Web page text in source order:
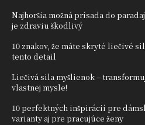
Najhoršia možná prísada do
je zdraviu škodlivý
10 znakov, že máte skryté liečivé
tento detail
Liečivá sila myšlienok –
vlastnej mysle!
10 perfektných inšpirácií pre
varianty aj pre pracujúce ženy